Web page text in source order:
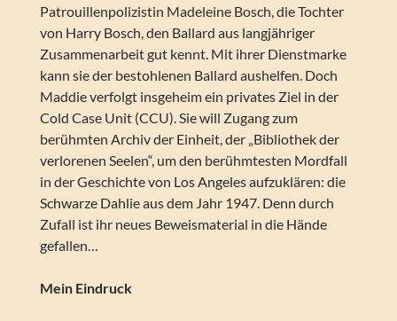
Patrouillenpolizistin Madeleine Bosch, die Tochter
von Harry Bosch, den Ballard aus langjähriger
Zusammenarbeit gut kennt. Mit ihrer Dienstmarke
kann sie der bestohlenen Ballard aushelfen. Doch
Maddie verfolgt insgeheim ein privates Ziel in der
Cold Case Unit (CCU). Sie will Zugang zum
berühmten Archiv der Einheit, der „Bibliothek der
verlorenen Seelen“, um den berühmtesten Mordfall
in der Geschichte von Los Angeles aufzuklären: die
Schwarze Dahlie aus dem Jahr 1947. Denn durch
Zufall ist ihr neues Beweismaterial in die Hände
gefallen…
Mein Eindruck